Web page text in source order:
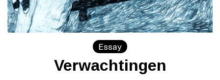
Essay
Verwachtingen